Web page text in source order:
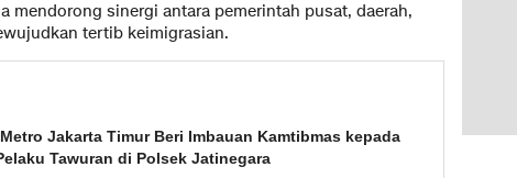
mendorong sinergi antara pemerintah pusat, daerah,
tertib keimigrasian.
Jakarta Timur Beri Imbauan Kamtibmas kepada
Tawuran di Polsek Jatinegara